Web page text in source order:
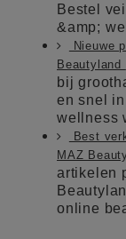
Bestel
&amp;
Nieuwe
Beautyland
bij
en snel
wellness
Best
MAZ
artikelen
online